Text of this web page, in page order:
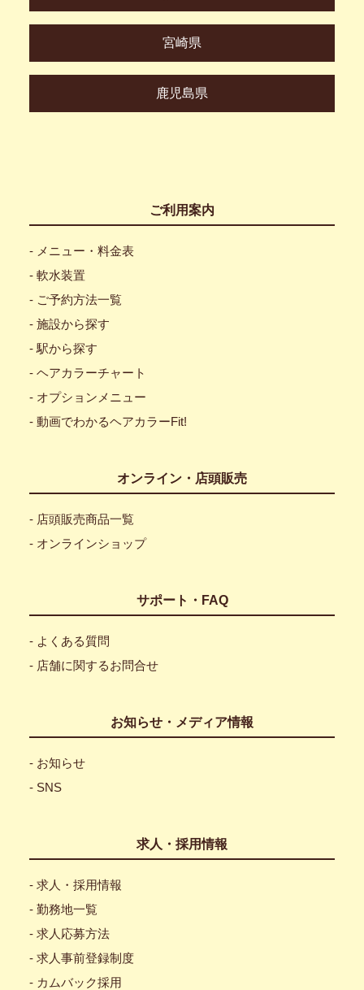
宮崎県
鹿児島県
ご利用案内
- メニュー・料金表
- 軟水装置
- ご予約方法一覧
- 施設から探す
- 駅から探す
- ヘアカラーチャート
- オプションメニュー
- 動画でわかるヘアカラーFit!
オンライン・店頭販売
- 店頭販売商品一覧
- オンラインショップ
サポート・FAQ
- よくある質問
- 店舗に関するお問合せ
お知らせ・メディア情報
- お知らせ
- SNS
求人・採用情報
- 求人・採用情報
- 勤務地一覧
- 求人応募方法
- 求人事前登録制度
- カムバック採用